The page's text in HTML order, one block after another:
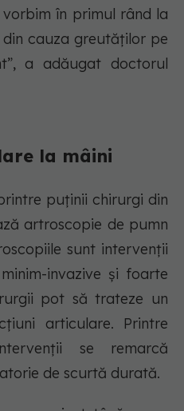
în primul rând la
cauza greutăților pe
a adăugat doctorul
la mâini
puținii chirurgi din
artroscopie de pumn
sunt intervenții
invazive și foarte
pot să trateze un
articulare. Printre
se remarcă
de scurtă durată.